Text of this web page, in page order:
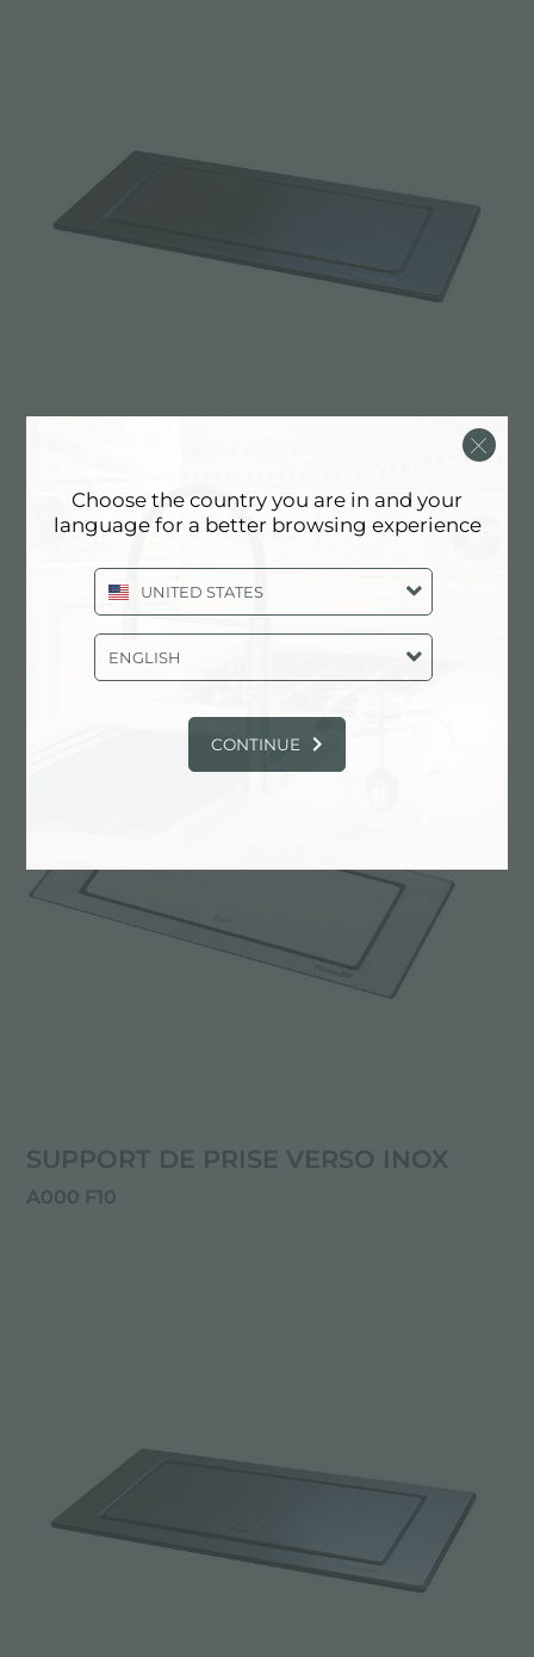
SUPPORT DE PRISE VERSO GUN
METAL
A000 A16
SUPPORT DE PRISE VERSO INOX
A000 F10
Choose the country you are in and your
language for a better browsing experience
UNITED STATES
ENGLISH
CONTINUE